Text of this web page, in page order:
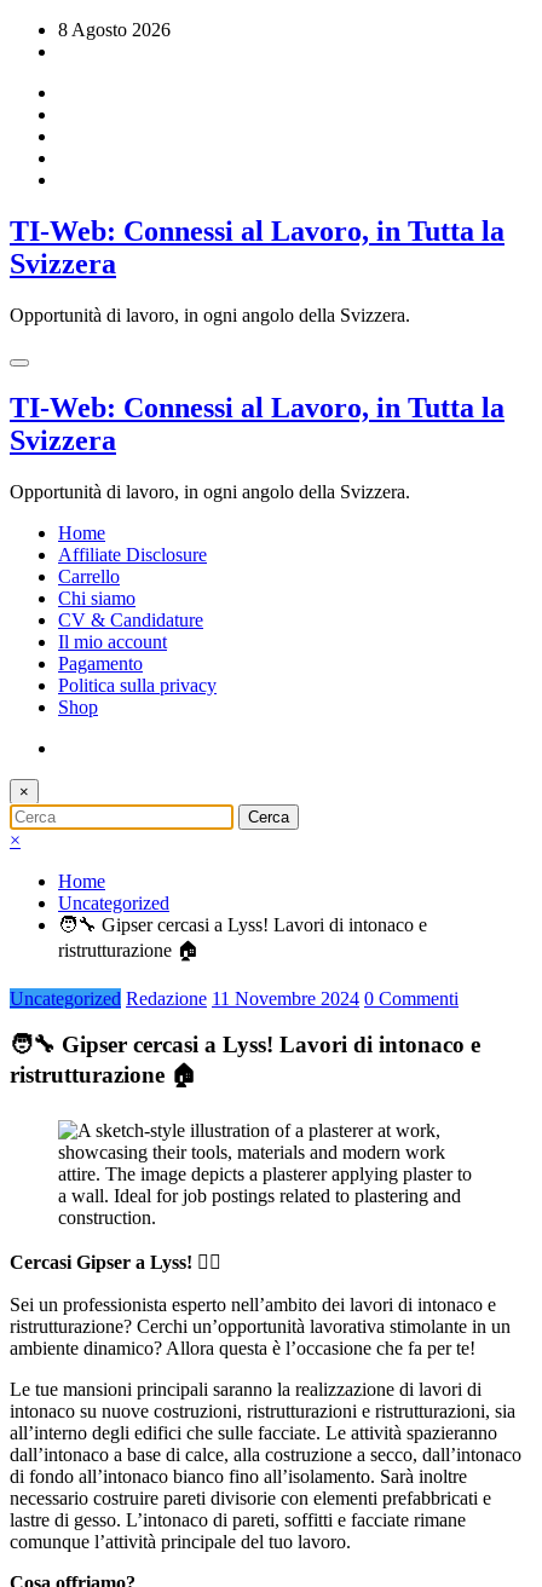
8 Agosto 2026
TI-Web: Connessi al Lavoro, in Tutta la
Svizzera
Opportunità di lavoro, in ogni angolo della Svizzera.
TI-Web: Connessi al Lavoro, in Tutta la
Svizzera
Opportunità di lavoro, in ogni angolo della Svizzera.
Home
Affiliate Disclosure
Carrello
Chi siamo
CV & Candidature
Il mio account
Pagamento
Politica sulla privacy
Shop
×
×
Home
Uncategorized
🧑‍🔧 Gipser cercasi a Lyss! Lavori di intonaco e
ristrutturazione 🏠
Uncategorized Redazione 11 Novembre 2024 0 Commenti
🧑‍🔧 Gipser cercasi a Lyss! Lavori di intonaco e
ristrutturazione 🏠
Cercasi Gipser a Lyss! 👷‍♀️
Sei un professionista esperto nell’ambito dei lavori di intonaco e
ristrutturazione? Cerchi un’opportunità lavorativa stimolante in un
ambiente dinamico? Allora questa è l’occasione che fa per te!
Le tue mansioni principali saranno la realizzazione di lavori di
intonaco su nuove costruzioni, ristrutturazioni e ristrutturazioni, sia
all’interno degli edifici che sulle facciate. Le attività spazieranno
dall’intonaco a base di calce, alla costruzione a secco, dall’intonaco
di fondo all’intonaco bianco fino all’isolamento. Sarà inoltre
necessario costruire pareti divisorie con elementi prefabbricati e
lastre di gesso. L’intonaco di pareti, soffitti e facciate rimane
comunque l’attività principale del tuo lavoro.
Cosa offriamo?